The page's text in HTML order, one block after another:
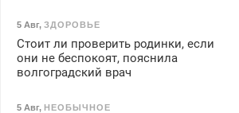
5 Авг, ЗДОРОВЬЕ
Стоит ли проверить родинки, если
они не беспокоят, пояснила
волгоградский врач
5 Авг, НЕОБЫЧНОЕ